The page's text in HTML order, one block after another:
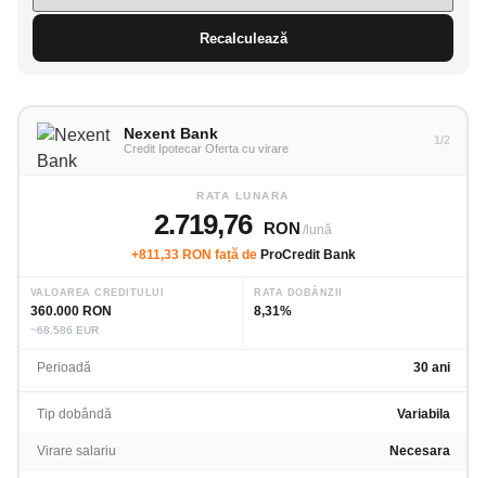
Recalculează
Nexent Bank
Credit Ipotecar Oferta cu virare
1/2
RATA LUNARA
2.719,76 RON /lună
+811,33 RON față de ProCredit Bank
VALOAREA CREDITULUI
360.000 RON
~68.586 EUR
RATA DOBÂNZII
8,31%
Perioadă 30 ani
Tip dobândă Variabila
Virare salariu Necesara